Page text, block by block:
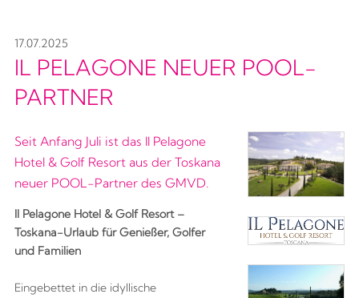
17.07.2025
IL PELAGONE NEUER POOL-
PARTNER
Seit Anfang Juli ist das Il Pelagone
Hotel & Golf Resort aus der Toskana
neuer POOL-Partner des GMVD.
Il Pelagone Hotel & Golf Resort –
Toskana-Urlaub für Genießer, Golfer
und Familien
Eingebettet in die idyllische